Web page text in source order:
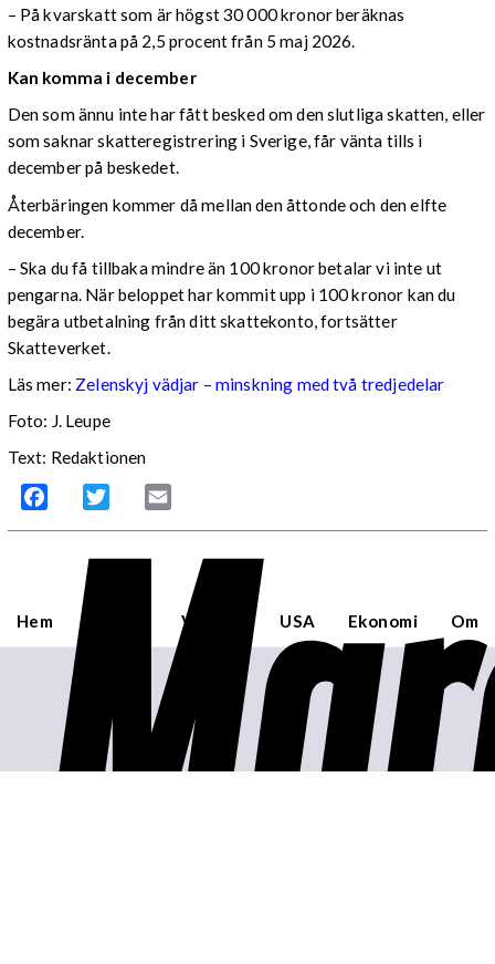
– På kvarskatt som är högst 30 000 kronor beräknas
kostnadsränta på 2,5 procent från 5 maj 2026.
Kan komma i december
Den som ännu inte har fått besked om den slutliga skatten, eller
som saknar skatteregistrering i Sverige, får vänta tills i
december på beskedet.
Återbäringen kommer då mellan den åttonde och den elfte
december.
– Ska du få tillbaka mindre än 100 kronor betalar vi inte ut
pengarna. När beloppet har kommit upp i 100 kronor kan du
begära utbetalning från ditt skattekonto, fortsätter
Skatteverket.
Läs mer: Zelenskyj vädjar – minskning med två tredjedelar
Foto: J. Leupe
Text: Redaktionen
Facebook Twitter
Hem Världen USA Ekonomi Om